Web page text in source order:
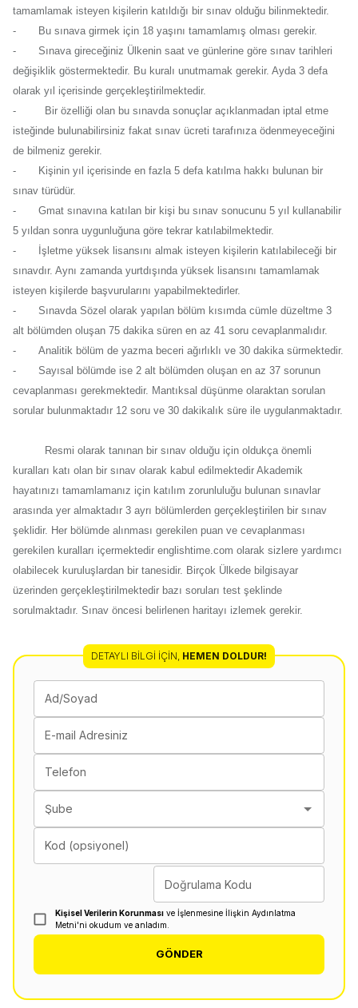
tamamlamak isteyen kişilerin katıldığı bir sınav olduğu bilinmektedir.
-
Bu sınava girmek için 18 yaşını tamamlamış olması gerekir.
-
Sınava gireceğiniz Ülkenin saat ve günlerine göre sınav tarihleri
değişiklik göstermektedir. Bu kuralı unutmamak gerekir. Ayda 3 defa
olarak yıl içerisinde gerçekleştirilmektedir.
-
Bir özelliği olan bu sınavda sonuçlar açıklanmadan iptal etme
isteğinde bulunabilirsiniz fakat sınav ücreti tarafınıza ödenmeyeceğini
de bilmeniz gerekir.
-
Kişinin yıl içerisinde en fazla 5 defa katılma hakkı bulunan bir
sınav türüdür.
-
Gmat sınavına katılan bir kişi bu sınav sonucunu 5 yıl kullanabilir
5 yıldan sonra uygunluğuna göre tekrar katılabilmektedir.
-
İşletme yüksek lisansını almak isteyen kişilerin katılabileceği bir
sınavdır. Aynı zamanda yurtdışında yüksek lisansını tamamlamak
isteyen kişilerde başvurularını yapabilmektedirler.
-
Sınavda Sözel olarak yapılan bölüm kısımda cümle düzeltme 3
alt bölümden oluşan 75 dakika süren en az 41 soru cevaplanmalıdır.
-
Analitik bölüm de yazma beceri ağırlıklı ve 30 dakika sürmektedir.
-
Sayısal bölümde ise 2 alt bölümden oluşan en az 37 sorunun
cevaplanması gerekmektedir. Mantıksal düşünme olaraktan sorulan
sorular bulunmaktadır 12 soru ve 30 dakikalık süre ile uygulanmaktadır.
Resmi olarak tanınan bir sınav olduğu için oldukça önemli
kuralları katı olan bir sınav olarak kabul edilmektedir Akademik
hayatınızı tamamlamanız için katılım zorunluluğu bulunan sınavlar
arasında yer almaktadır 3 ayrı bölümlerden gerçekleştirilen bir sınav
şeklidir. Her bölümde alınması gerekilen puan ve cevaplanması
gerekilen kuralları içermektedir englishtime.com olarak sizlere yardımcı
olabilecek kuruluşlardan bir tanesidir. Birçok Ülkede bilgisayar
üzerinden gerçekleştirilmektedir bazı soruları test şeklinde
sorulmaktadır. Sınav öncesi belirlenen haritayı izlemek gerekir.
DETAYLI BILGI İÇIN HEMEN DOLDUR!
Ad/Soyad
E-mail Adresiniz
Telefon
Şube
Kod (opsiyonel)
Doğrulama Kodu
Kişisel Verilerin Korunması ve İşlenmesine İlişkin Aydınlatma
Metni'ni okudum ve anladım.
GÖNDER